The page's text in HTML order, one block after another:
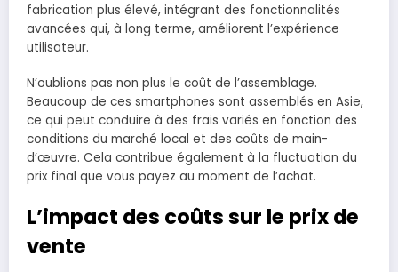
fabrication plus élevé, intégrant des fonctionnalités
avancées qui, à long terme, améliorent l’expérience
utilisateur.
N’oublions pas non plus le coût de l’assemblage.
Beaucoup de ces smartphones sont assemblés en Asie,
ce qui peut conduire à des frais variés en fonction des
conditions du marché local et des coûts de main-
d’œuvre. Cela contribue également à la fluctuation du
prix final que vous payez au moment de l’achat.
L’impact des coûts sur le prix de
vente